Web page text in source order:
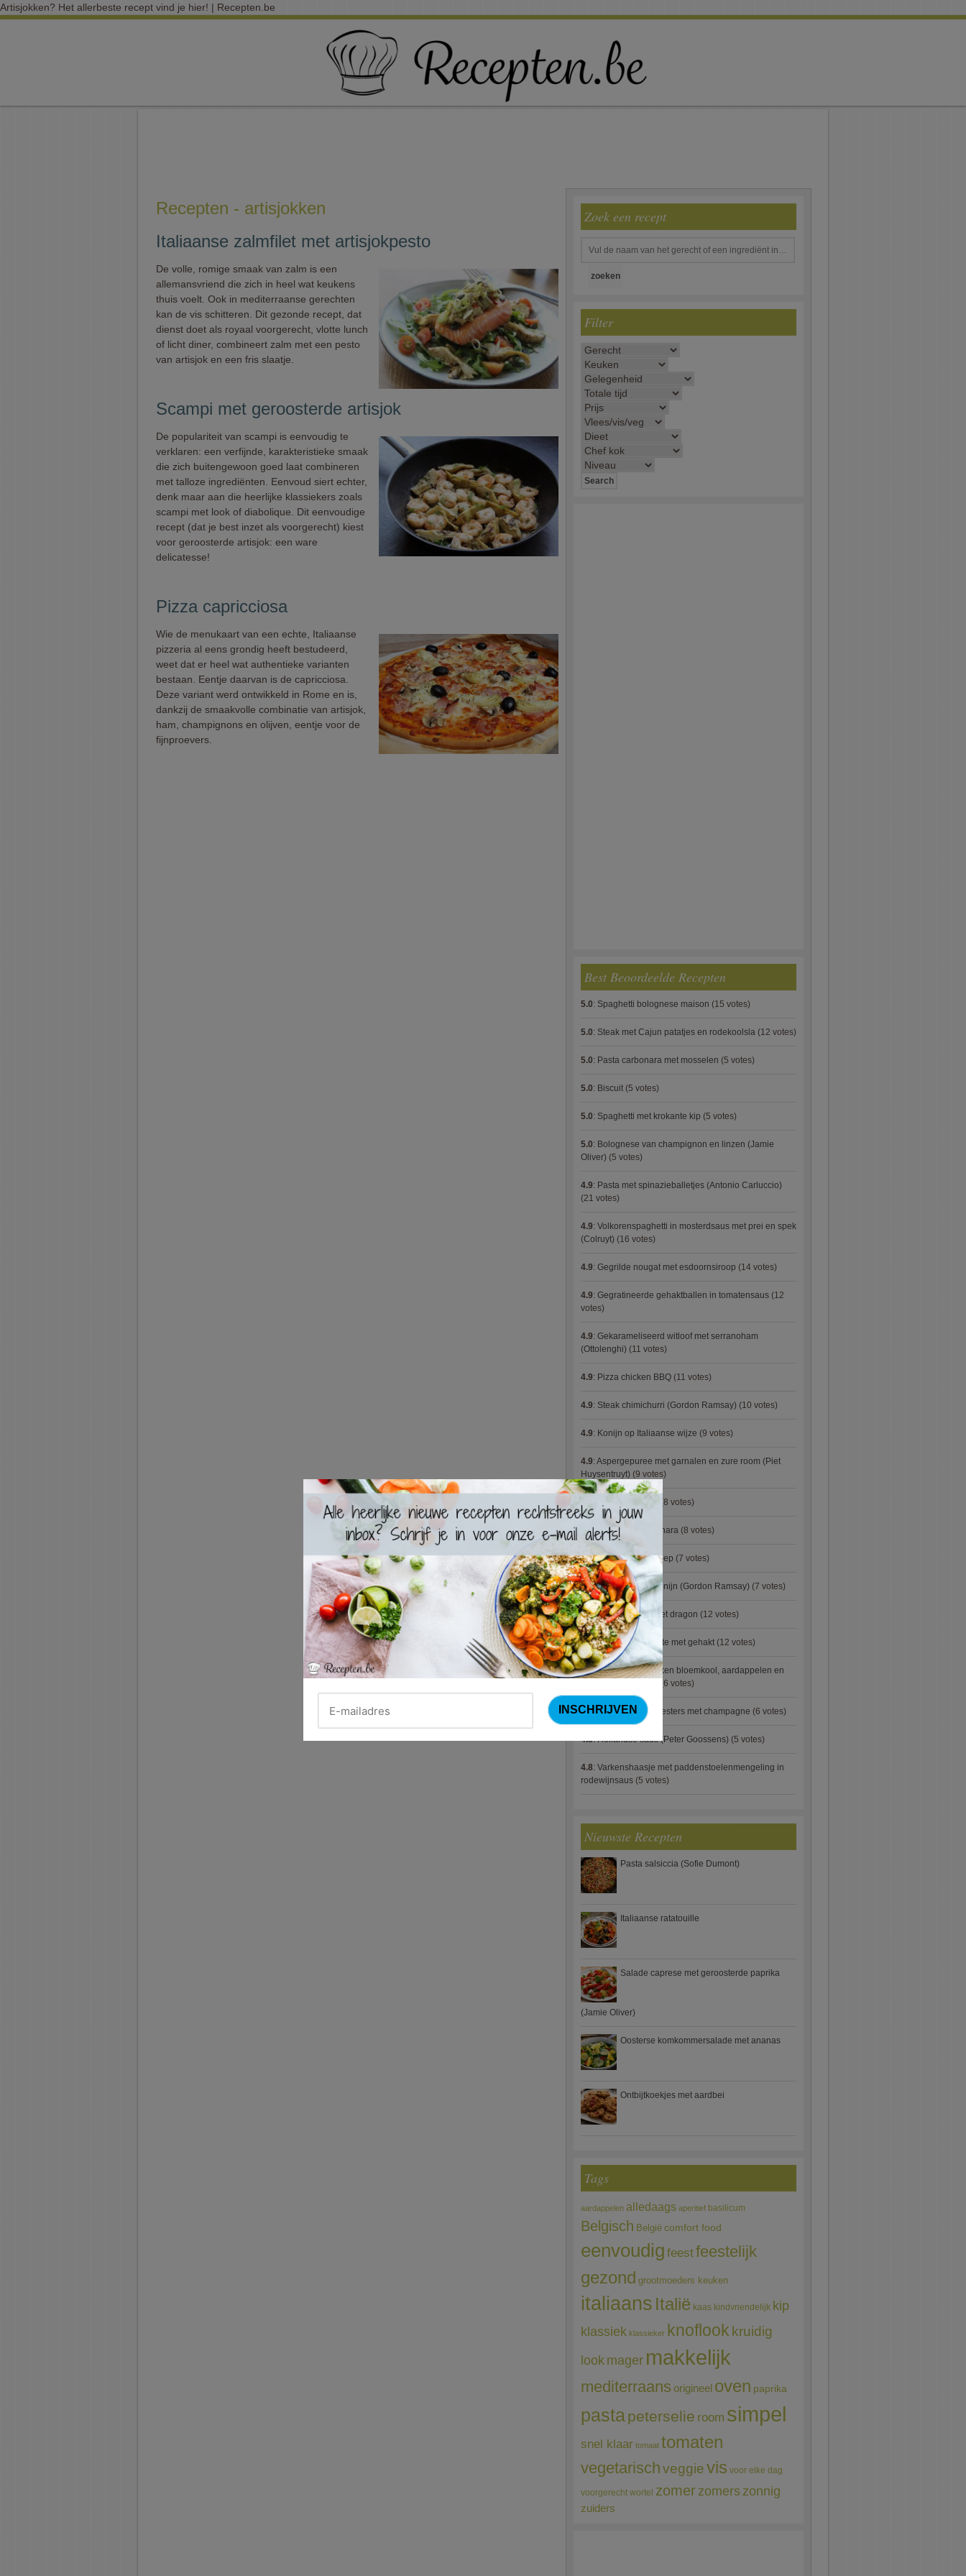
Artisjokken? Het allerbeste recept vind je hier! | Recepten.be
Recepten - artisjokken
Italiaanse zalmfilet met artisjokpesto
De volle, romige smaak van zalm is een
allemansvriend die zich in heel wat keukens
thuis voelt. Ook in mediterraanse gerechten
kan de vis schitteren. Dit gezonde recept, dat
dienst doet als royaal voorgerecht, vlotte lunch
of licht diner, combineert zalm met een pesto
van artisjok en een fris slaatje.
Scampi met geroosterde artisjok
De populariteit van scampi is eenvoudig te
verklaren: een verfijnde, karakteristieke smaak
die zich buitengewoon goed laat combineren
met talloze ingrediënten. Eenvoud siert echter,
denk maar aan die heerlijke klassiekers zoals
scampi met look of diabolique. Dit eenvoudige
recept (dat je best inzet als voorgerecht) kiest
voor geroosterde artisjok: een ware
delicatesse!
Pizza capricciosa
Wie de menukaart van een echte, Italiaanse
pizzeria al eens grondig heeft bestudeerd,
weet dat er heel wat authentieke varianten
bestaan. Eentje daarvan is de capricciosa.
Deze variant werd ontwikkeld in Rome en is,
dankzij de smaakvolle combinatie van artisjok,
ham, champignons en olijven, eentje voor de
fijnproevers.
Zoek een recept
Filter
Best Beoordeelde Recepten
5.0: Spaghetti bolognese maison (15 votes)
5.0: Steak met Cajun patatjes en rodekoolsla (12 votes)
5.0: Pasta carbonara met mosselen (5 votes)
5.0: Biscuit (5 votes)
5.0: Spaghetti met krokante kip (5 votes)
5.0: Bolognese van champignon en linzen (Jamie
Oliver) (5 votes)
4.9: Pasta met spinazieballetjes (Antonio Carluccio)
(21 votes)
4.9: Volkorenspaghetti in mosterdsaus met prei en spek
(Colruyt) (16 votes)
4.9: Gegrilde nougat met esdoornsiroop (14 votes)
4.9: Gegratineerde gehaktballen in tomatensaus (12
votes)
4.9: Gekarameliseerd witloof met serranoham
(Ottolenghi) (11 votes)
4.9: Pizza chicken BBQ (11 votes)
4.9: Steak chimichurri (Gordon Ramsay) (10 votes)
4.9: Konijn op Italiaanse wijze (9 votes)
4.9: Aspergepuree met garnalen en zure room (Piet
Huysentruyt) (9 votes)
(8 votes)
4.9:Courgette carbonara (8 votes)
4.9:Aziatische preisoep (7 votes)
4.9:Fricassee van konijn (Gordon Ramsay) (7 votes)
4.8:Gestoofde kip met dragon (12 votes)
4.8:Gevulde courgette met gehakt (12 votes)
4.8:Zalm met gebakken bloemkool, aardappelen en
(6 votes)
4.8:Gegratineerde oesters met champagne (6 votes)
4.8:Hollandse saus (Peter Goossens) (5 votes)
4.8: Varkenshaasje met paddenstoelenmengeling in
rodewijnsaus (5 votes)
Nieuwste Recepten
Pasta salsiccia (Sofie Dumont)
Italiaanse ratatouille
Salade caprese met geroosterde paprika
(Jamie Oliver)
Oosterse komkommersalade met ananas
Ontbijtkoekjes met aardbei
Tags
aardappelen alledaags aperitief basilicum
Belgisch België comfort food
eenvoudig feestfeestelijk
gezond grootmoeders keuken
italiaans Italië kaas kindvriendelijk kip
klassiek klassieker knoflook kruidig
look mager makkelijk
mediterraans origineel oven paprika
pastapeterselie room simpel
snel klaar tomaat tomaten
vegetarischveggievis voor elke dag
voorgerecht wortel zomerzomerszonnig
zuiders
×